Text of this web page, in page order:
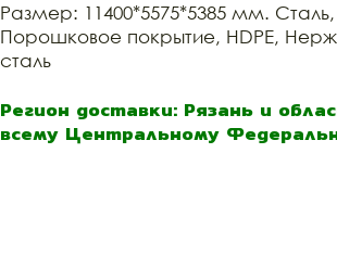
Размер: 11400*5575*5385 мм. Сталь,
Порошковое покрытие, HDPE,
сталь
Регион доставки: Рязань и
всему Центральному